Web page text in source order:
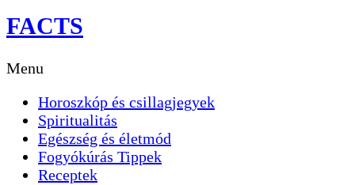
FACTS
Menu
Horoszkóp és csillagjegyek
Spiritualitás
Egészség és életmód
Fogyókúrás Tippek
Receptek